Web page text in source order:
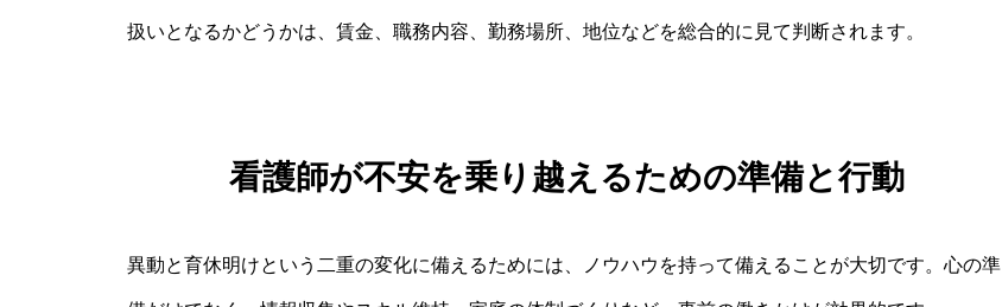
扱いとなるかどうかは、賃金、職務内容、勤務場所、地位などを総合的に見て判断されます。
看護師が不安を乗り越えるための準備と行動
異動と育休明けという二重の変化に備えるためには、ノウハウを持って備えることが大切です。心の準